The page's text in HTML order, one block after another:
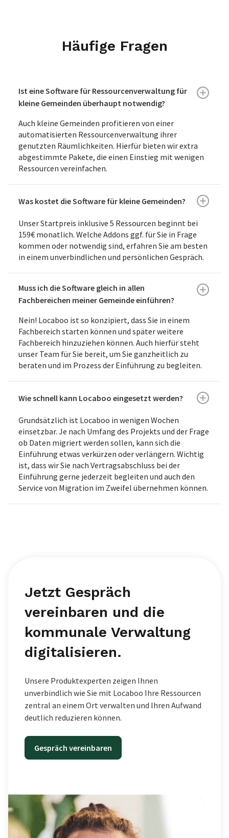
Häufige Fragen
Ist eine Software für Ressourcenverwaltung für
kleine Gemeinden überhaupt notwendig?
Auch kleine Gemeinden profitieren von einer
automatisierten Ressourcenverwaltung ihrer
genutzten Räumlichkeiten. Hierfür bieten wir extra
abgestimmte Pakete, die einen Einstieg mit wenigen
Ressourcen vereinfachen.
Was kostet die Software für kleine Gemeinden?
Unser Startpreis inklusive 5 Ressourcen beginnt bei
159€ monatlich. Welche Addons ggf. für Sie in Frage
kommen oder notwendig sind, erfahren Sie am besten
in einem unverbindlichen und persönlichen Gespräch.
Muss ich die Software gleich in allen
Fachbereichen meiner Gemeinde einführen?
Nein! Locaboo ist so konzipiert, dass Sie in einem
Fachbereich starten können und später weitere
Fachbereich hinzuziehen können. Auch hierfür steht
unser Team für Sie bereit, um Sie ganzheitlich zu
beraten und im Prozess der Einführung zu begleiten.
Wie schnell kann Locaboo eingesetzt werden?
Grundsätzlich ist Locaboo in wenigen Wochen
einsetzbar. Je nach Umfang des Projekts und der Frage
ob Daten migriert werden sollen, kann sich die
Einführung etwas verkürzen oder verlängern. Wichtig
ist, dass wir Sie nach Vertragsabschluss bei der
Einführung gerne jederzeit begleiten und auch den
Service von Migration im Zweifel übernehmen können.
Jetzt Gespräch
vereinbaren und die
kommunale Verwaltung
digitalisieren.
Unsere Produktexperten zeigen Ihnen
unverbindlich wie Sie mit Locaboo Ihre Ressourcen
zentral an einem Ort verwalten und Ihren Aufwand
deutlich reduzieren können.
Gespräch vereinbaren